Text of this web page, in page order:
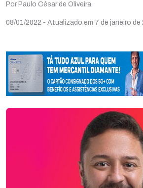
Por Paulo César de Oliveira
08/01/2022 - Atualizado em 7 de janeiro de